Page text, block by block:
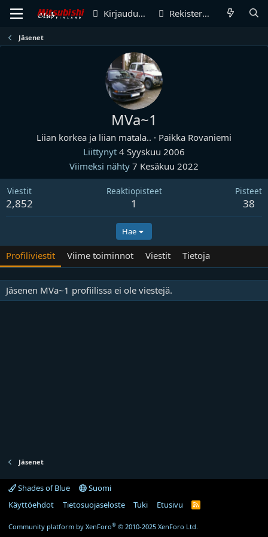
Kirjaudu sisään Rekisteröidy
Jäsenet
MVa~1
Liian korkea ja liian matala.. · Paikka Rovaniemi
Liittynyt 4 Syyskuu 2006
Viimeksi nähty 7 Kesäkuu 2022
Viestit
2,852
Reaktiopisteet
1
Pisteet
38
Hae
Profiliviestit Viime toiminnot Viestit Tietoja
Jäsenen MVa~1 profiilissa ei ole viestejä.
Jäsenet
Shades of Blue
Suomi
Käyttöehdot
Tietosuojaseloste Tuki Etusivu
R
Community platform by XenForo® © 2010-2025 XenForo Ltd.